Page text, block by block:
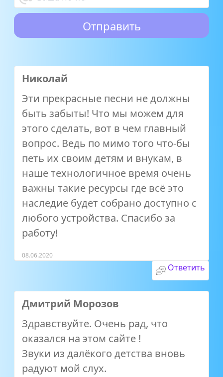
Николай
Эти прекрасные песни не должны
быть забыты! Что мы можем для
этого сделать, вот в чем главный
вопрос. Ведь по мимо того что-бы
петь их своим детям и внукам, в
наше технологичное время очень
важны такие ресурсы где всё это
наследие будет собрано доступно с
любого устройства. Спасибо за
работу!
08.06.2020
Ответить
Дмитрий Морозов
Здравствуйте. Очень рад, что
оказался на этом сайте !
Звуки из далёкого детства вновь
радуют мой слух.